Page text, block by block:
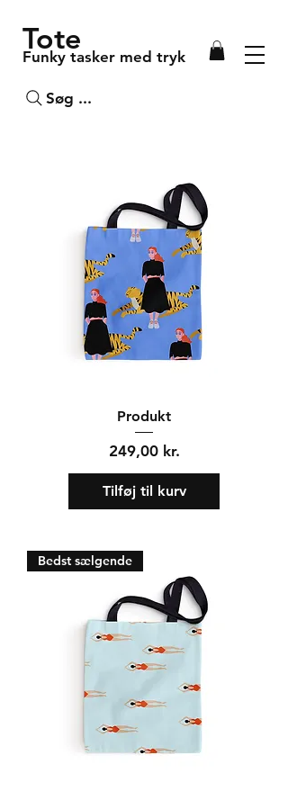
Tote
Funky tasker med tryk
Søg ...
Produkt
Pris
249,00 kr.
Tilføj til kurv
Bedst sælgende